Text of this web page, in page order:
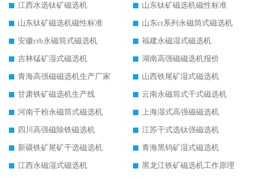
江西水选钛矿磁选机
山东钛矿磁选机磁性标准
山东钛矿磁选机磁性标准
山东ct系列永磁筒式磁选机
安徽ctb永磁筒式磁选机
福建永磁湿式磁选机
吉林锰矿湿式磁选机
湖南高强磁磁选机报价
青海高强磁磁选机生产厂家
山西铁尾矿湿式磁选机
甘肃铁矿磁选机生产线
云南永磁筒式干式磁选机
河南干粉永磁筒式磁选机
上海湿式高强磁磁选机
四川高强磁除铁磁选机
江苏干式选钛强磁选机
新疆铁矿尾矿干选磁选机
青海黑钨矿湿式磁选机
江西永磁湿式磁选机
黑龙江铁矿磁选机工作原理